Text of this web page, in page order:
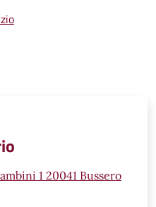
1 20041 Bussero